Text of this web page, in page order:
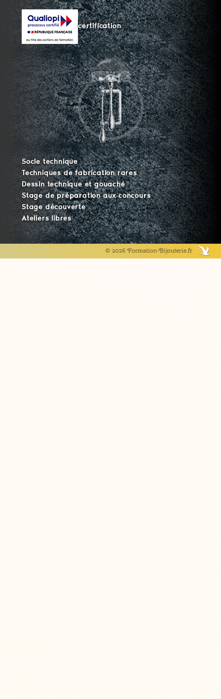
certification
Socle technique
Techniques de fabrication rares
Dessin technique et gouaché
Stage de préparation aux concours
Stage découverte
Ateliers libres
© 2026 Formation-Bijouterie.fr